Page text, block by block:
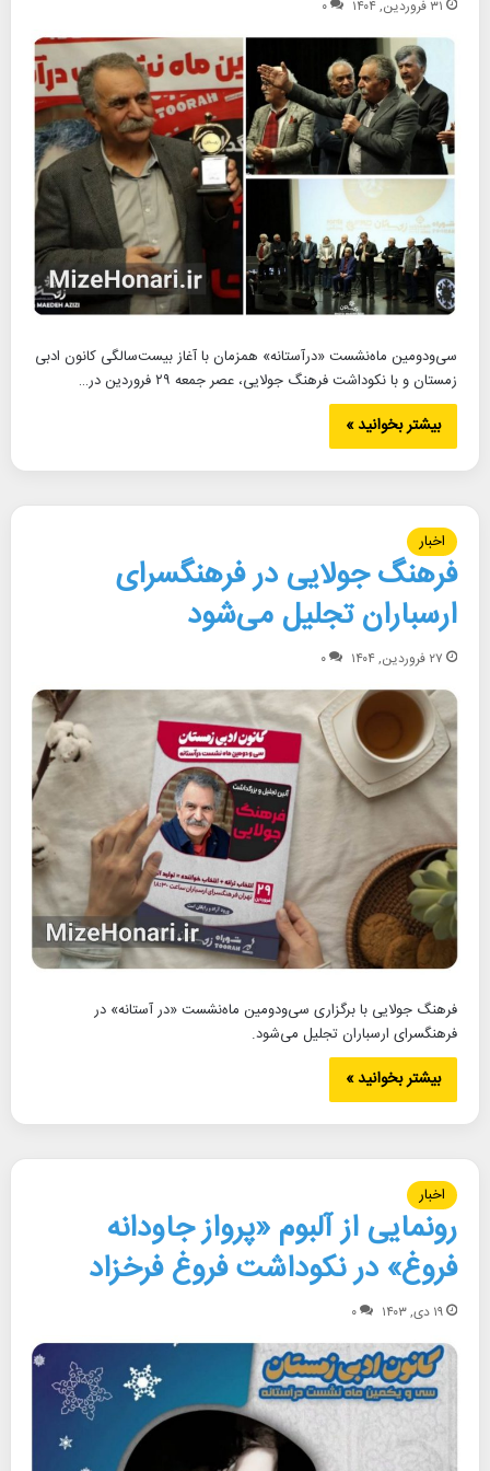
۳۱ فروردین, ۱۴۰۴ ۰
سی‌ودومین ماه‌نشست «درآستانه» همزمان با آغاز بیست‌سالگی کانون ادبی
زمستان و با نکوداشت فرهنگ جولایی، عصر جمعه ۲۹ فروردین در…
بیشتر بخوانید »
اخبار
فرهنگ جولایی در فرهنگسرای
ارسباران تجلیل می‌شود
۲۷ فروردین, ۱۴۰۴ ۰
فرهنگ جولایی با برگزاری سی‌ودومین ماه‌نشست «در آستانه» در
فرهنگسرای ارسباران تجلیل می‌شود.
بیشتر بخوانید »
اخبار
رونمایی از آلبوم «پرواز جاودانه
فروغ» در نکوداشت فروغ فرخزاد
۱۹ دی, ۱۴۰۳ ۰